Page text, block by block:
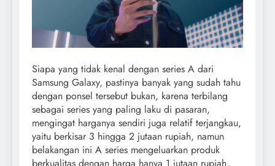
Siapa yang tidak kenal dengan series A dari
Samsung Galaxy, pastinya banyak yang sudah tahu
dengan ponsel tersebut bukan, karena terbilang
sebagai series yang paling laku di pasaran,
mengingat harganya sendiri juga relatif terjangkau,
yaitu berkisar 3 hingga 2 jutaan rupiah, namun
belakangan ini A series mengeluarkan produk
berkualitas dengan harga hanya 1 jutaan rupiah,